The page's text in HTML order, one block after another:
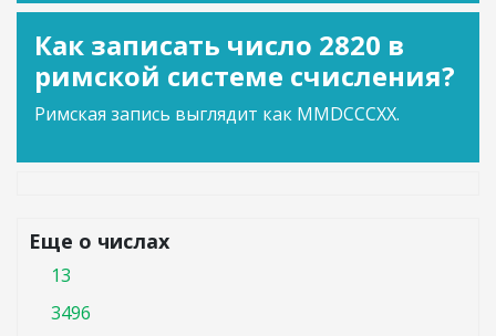
Как записать число 2820 в
римской системе счисления?
Римская запись выглядит как MMDCCCXX.
Еще о числах
13
3496